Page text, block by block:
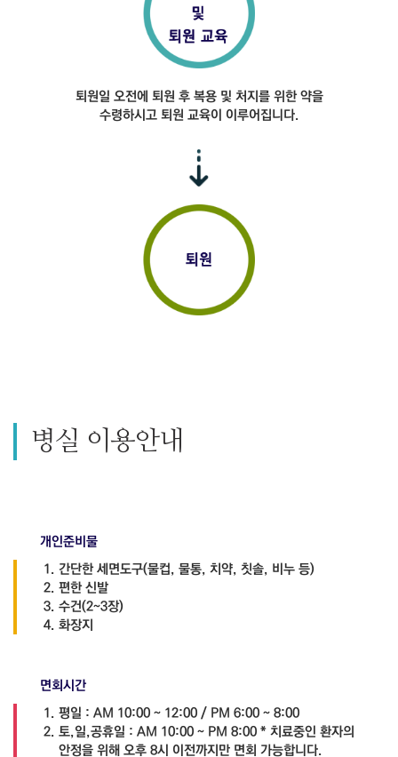
퇴원일 오전에 퇴원 후복용 및 처지를 위한약을
수령하시고 퇴원 교육이 이루어집니다.
병실 이용안내
개인준비물
간단한 세면도구(물컵, 물통, 치약, 칫솔, 비누 등)
편한 신발
수건(2~3장)
화장지
면회시간
평일 : AM 10:00 ~ 12:00 / PM 6:00 ~ 8:00
토,일,공휴일 : AM 10:00 ~ PM 8:00 * 치료중인 환자의
안정을 위해 오후 8시 이전까지만 면회 가능합니다.